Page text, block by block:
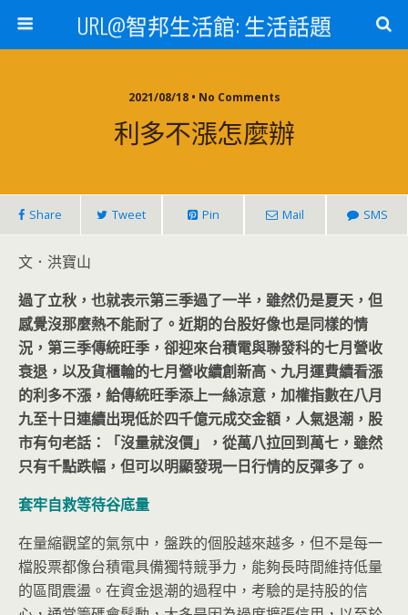
URL@智邦生活館: 生活話題
2021/08/18 • No Comments
利多不漲怎麼辦
Share Tweet Pin Mail SMS
文．洪寶山
過了立秋，也就表示第三季過了一半，雖然仍是夏天，但
感覺沒那麼熱不能耐了。近期的台股好像也是同樣的情
況，第三季傳統旺季，卻迎來台積電與聯發科的七月營收
衰退，以及貨櫃輪的七月營收續創新高、九月運費續看漲
的利多不漲，給傳統旺季添上一絲涼意，加權指數在八月
九至十日連續出現低於四千億元成交金額，人氣退潮，股
市有句老話：「沒量就沒價」，從萬八拉回到萬七，雖然
只有千點跌幅，但可以明顯發現一日行情的反彈多了。
套牢自救等待谷底量
在量縮觀望的氣氛中，盤跌的個股越來越多，但不是每一
檔股票都像台積電具備獨特競爭力，能夠長時間維持低量
的區間震盪。在資金退潮的過程中，考驗的是持股的信